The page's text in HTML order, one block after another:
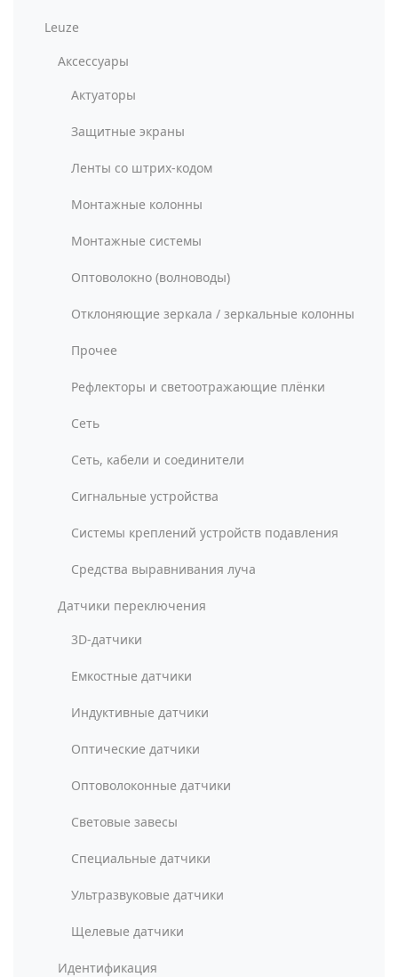
Leuze
Аксессуары
Актуаторы
Защитные экраны
Ленты со штрих-кодом
Монтажные колонны
Монтажные системы
Оптоволокно (волноводы)
Отклоняющие зеркала / зеркальные колонны
Прочее
Рефлекторы и светоотражающие плёнки
Сеть
Сеть, кабели и соединители
Сигнальные устройства
Системы креплений устройств подавления
Средства выравнивания луча
Датчики переключения
3D-датчики
Емкостные датчики
Индуктивные датчики
Оптические датчики
Оптоволоконные датчики
Световые завесы
Специальные датчики
Ультразвуковые датчики
Щелевые датчики
Идентификация